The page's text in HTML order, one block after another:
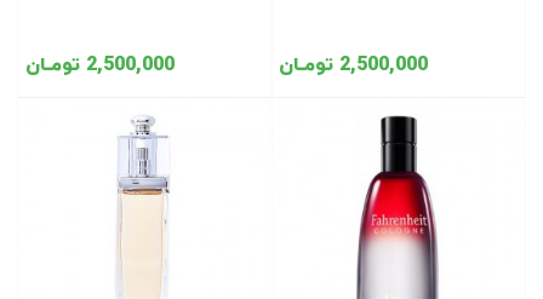
2,500,000 تومـان 2,500,000 تومـان